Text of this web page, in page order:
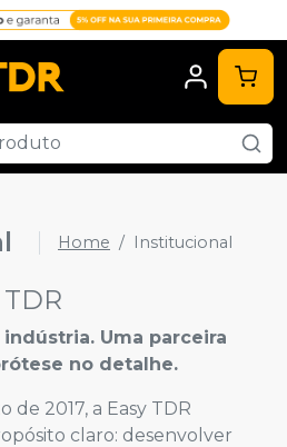
Home Institucional
Uma parceira
no detalhe.
de 2017, a Easy TDR
claro: desenvolver